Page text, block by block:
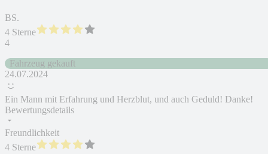
BS.
4 Sterne
4
Fahrzeug gekauft
24.07.2024
Ein Mann mit Erfahrung und Herzblut, und auch Geduld! Danke!
Bewertungsdetails
Freundlichkeit
4 Sterne